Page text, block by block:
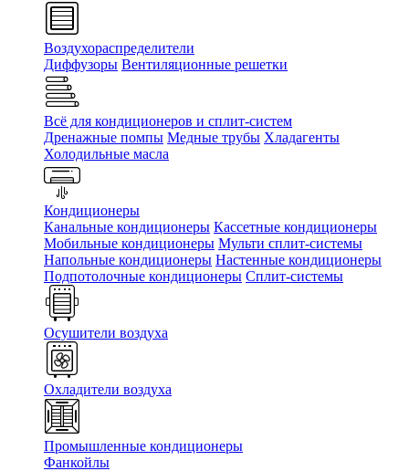
Воздухораспределители
Диффузоры Вентиляционные решетки
Всё для кондиционеров и сплит-систем
Дренажные помпы Медные трубы Хладагенты
Холодильные масла
Кондиционеры
Канальные кондиционеры Кассетные кондиционеры
Мобильные кондиционеры Мульти сплит-системы
Напольные кондиционеры Настенные кондиционеры
Подпотолочные кондиционеры Сплит-системы
Осушители воздуха
Охладители воздуха
Промышленные кондиционеры
Фанкойлы